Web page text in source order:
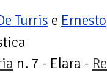
Turris e Ernesto
n. 7 - Elara -